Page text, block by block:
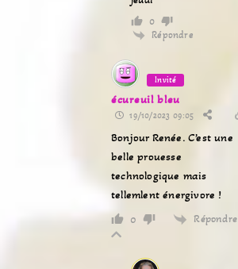
0
Répondre
Invité
écureuil bleu
19/10/2023 09:05
Bonjour Renée. C’est une
belle prouesse
technologique mais
tellemlent énergivore !
0 Répondre